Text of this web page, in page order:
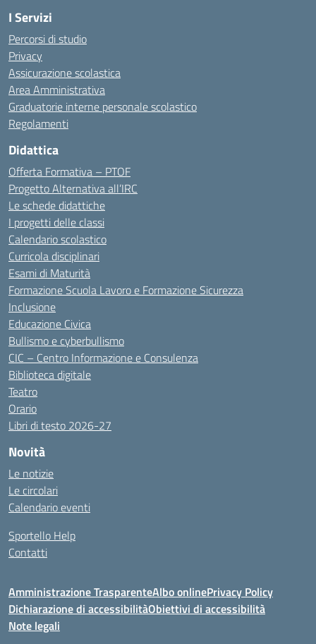
I Servizi
Percorsi di studio
Privacy
Assicurazione scolastica
Area Amministrativa
Graduatorie interne personale scolastico
Regolamenti
Didattica
Offerta Formativa – PTOF
Progetto Alternativa all’IRC
Le schede didattiche
I progetti delle classi
Calendario scolastico
Curricola disciplinari
Esami di Maturità
Formazione Scuola Lavoro e Formazione Sicurezza
Inclusione
Educazione Civica
Bullismo e cyberbullismo
CIC – Centro Informazione e Consulenza
Biblioteca digitale
Teatro
Orario
Libri di testo 2026-27
Novità
Le notizie
Le circolari
Calendario eventi
Sportello Help
Contatti
Amministrazione TrasparenteAlbo onlinePrivacy Policy
Dichiarazione di accessibilitàObiettivi di accessibilità
Note legali